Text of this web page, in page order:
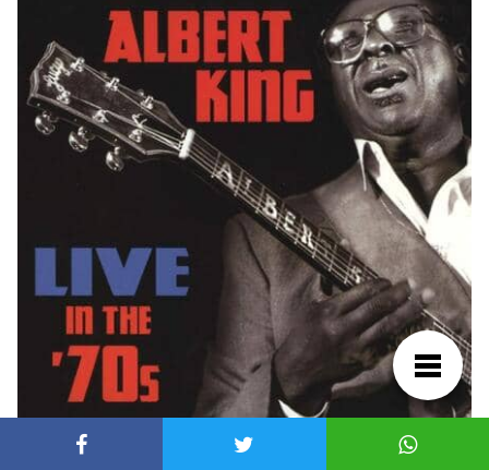
Si bien es cierto que ha sido criticado por un